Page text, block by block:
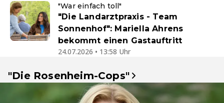
"War einfach toll"
"Die Landarztpraxis - Team
Sonnenhof": Mariella Ahrens
bekommt einen Gastauftritt
24.07.2026 • 13:58 Uhr
"Die Rosenheim-Cops"